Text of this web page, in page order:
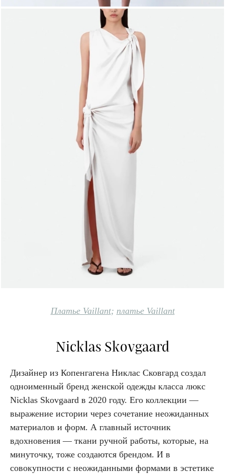
Платье Vaillant; платье Vaillant
Nicklas Skovgaard
Дизайнер из Копенгагена Никлас Сковгард создал
одноименный бренд женской одежды класса люкс
Nicklas Skovgaard в 2020 году. Его коллекции —
выражение истории через сочетание неожиданных
материалов и форм. А главный источник
вдохновения — ткани ручной работы, которые, на
минуточку, тоже создаются брендом. И в
совокупности с неожиданными формами в эстетике